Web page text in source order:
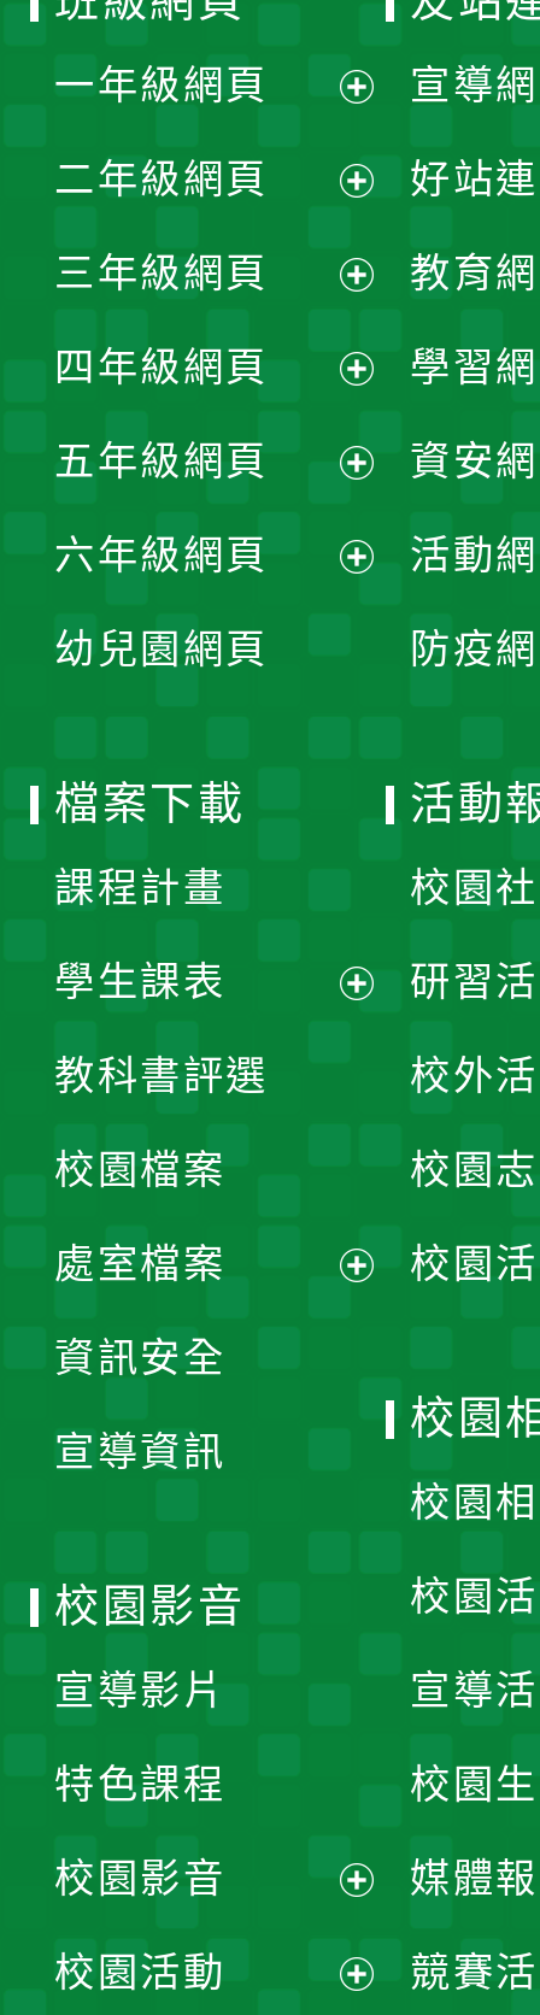
一年級網頁
開
選
單
二年級網頁
開
選
單
三年級網頁
開
選
單
四年級網頁
開
選
五年級網頁
開
六年級網頁
幼兒園網頁
宣導
好站
教育
學習
資安
活動
防疫
檔案下載
課程計畫
學生課表
單
教科書評選
校園檔案
處室檔案
資訊安全
宣導資訊
活動
校園
研習
校外
校園
校園
校園
校園
校園
宣導
校園
媒體
競賽
校園影音
宣導影片
特色課程
校園影音
開
校園活動